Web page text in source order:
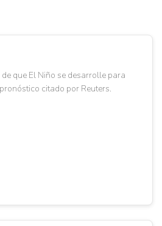
que El Niño se desarrolle para
citado por Reuters.